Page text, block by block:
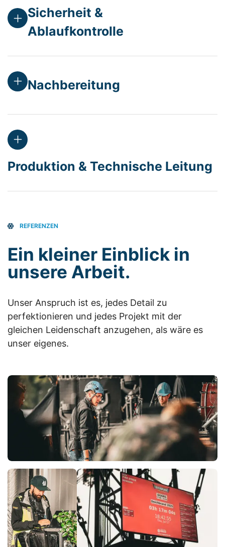
Sicherheit &
Ablaufkontrolle
Nachbereitung
Produktion & Technische Leitung
REFERENZEN
Ein kleiner Einblick in
unsere Arbeit.
Unser Anspruch ist es, jedes Detail zu
perfektionieren und jedes Projekt mit der
gleichen Leidenschaft anzugehen, als wäre es
unser eigenes.